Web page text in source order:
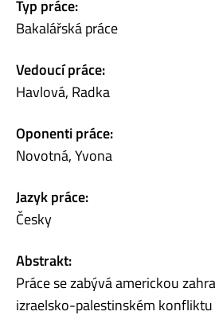
Typ práce:
Bakalářská práce
Vedoucí práce:
Havlová, Radka
Oponenti práce:
Novotná, Yvona
Jazyk práce:
Česky
Abstrakt:
Práce se zabývá americkou
izraelsko-palestinském